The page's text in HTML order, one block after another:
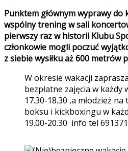
Punktem głównym wyprawy do
wspólny trening w sali
pierwszy raz w historii Klubu
członkowie mogli poczuć
z siebie wysiłku aż 600 metrów
W okresie wakacji
bezpłatne zajęcia w
17.30-18.30 ,a młodzież
boksu i kickboxingu w
19.00-20.30 info tel